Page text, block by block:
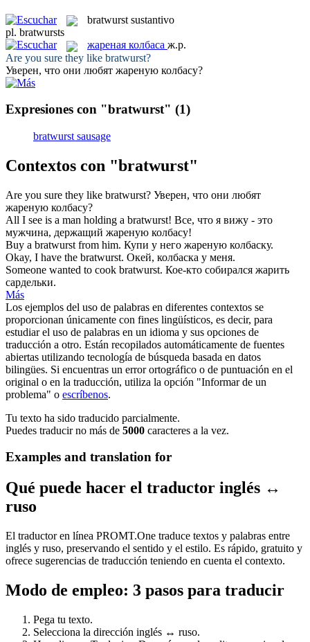
bratwurst sustantivo
pl. bratwursts
жареная колбаса ж.р.
Are you sure they like bratwurst?
Уверен, что они любят жареную колбасу?
Expresiones con "bratwurst" (1)
bratwurst sausage
Contextos con "bratwurst"
Are you sure they like bratwurst? Уверен, что они любят
жареную колбасу?
All I see is a man holding a bratwurst! Все, что я вижу - это
мужчина, держащий жареную колбасу!
Buy a bratwurst from him. Купи у него жареную колбаску.
Okay, I have the bratwurst. Окей, колбаска у меня.
Someone wanted to cook bratwurst. Кое-кто собирался жарить
сардельки.
Más
Los ejemplos del uso de palabras en diferentes contextos se
proporcionan únicamente con fines lingüísticos, es decir, para
estudiar el uso de palabras en un idioma y sus opciones de
traducción a otro. Están recopilados automáticamente de fuentes
abiertas utilizando tecnología de búsqueda basada en datos
bilingües. Si encuentras un error ortográfico o de puntuación en el
original o en la traducción, utiliza la opción "Informar de un
problema" o escríbenos.
Tu texto ha sido traducido parcialmente.
Puedes traducir no más de 5000 caracteres a la vez.
Examples and translation for
Qué puede hacer el traductor inglés ↔
ruso
El traductor en línea PROMT.One traduce textos y palabras entre
inglés y ruso, preservando el sentido y el estilo. Es rápido, gratuito y
ofrece sugerencias de traducción teniendo en cuenta el contexto.
Modo de empleo: 3 pasos para traducir
Pega tu texto.
Selecciona la dirección inglés ↔ ruso.